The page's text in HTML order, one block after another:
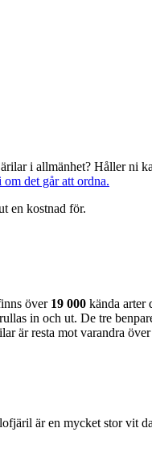
i allmänhet? Håller ni
det går att ordna.
en kostnad för.
över 19 000 kända arter
in och ut. De tre
är resta mot varandra
är en mycket stor vit